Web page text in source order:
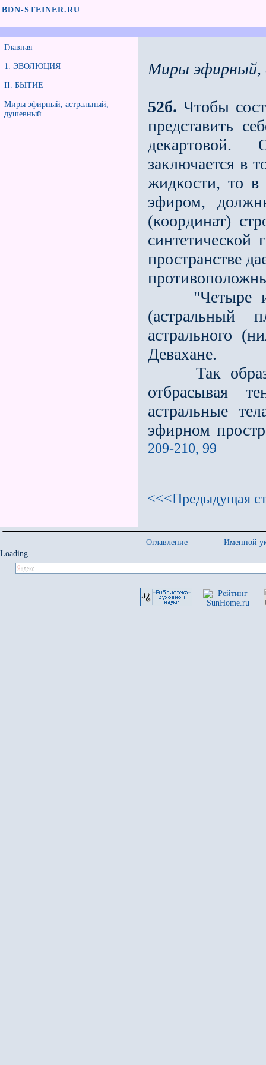
BDN-STEINER.RU
Главная
1. ЭВОЛЮЦИЯ
II. БЫТИЕ
Миры эфирный, астральный,
душевный
Миры эфирный,
52б. Чтобы
представить
заключается в
жидкости, то в
эфиром,
(координат)
синтетической
пространстве
"Четыре
астрального
Девахане.
Так
отбрасывая
астральные
эфирном
209-210, 99
<<<Предыдущая
Оглавление
Именной
Loading